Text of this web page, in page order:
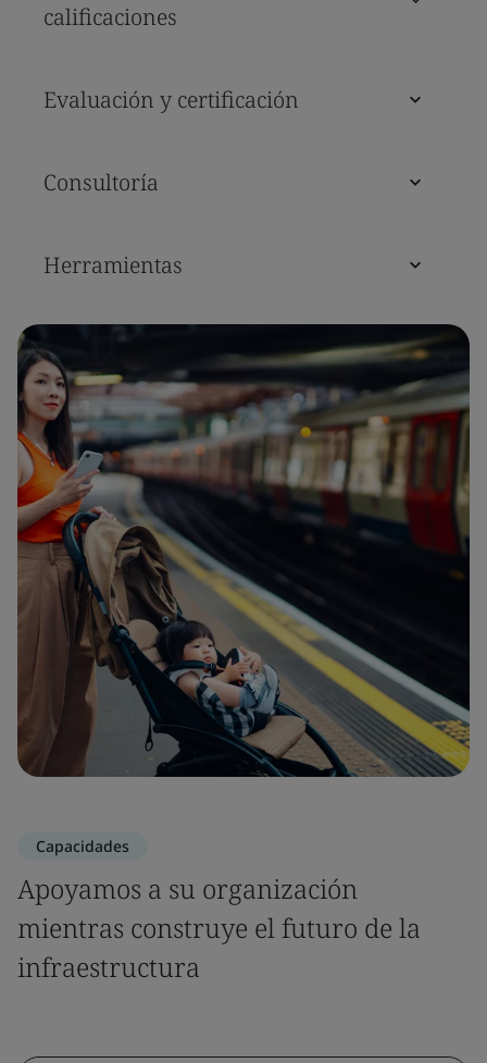
calificaciones
Evaluación y certificación
Consultoría
Herramientas
Capacidades
Apoyamos a su organización
mientras construye el futuro de la
infraestructura